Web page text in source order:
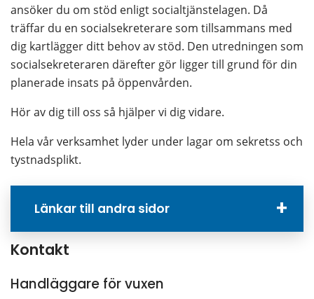
ansöker du om stöd enligt socialtjänstelagen. Då
träffar du en socialsekreterare som tillsammans med
dig kartlägger ditt behov av stöd. Den utredningen som
socialsekreteraren därefter gör ligger till grund för din
planerade insats på öppenvården.
Hör av dig till oss så hjälper vi dig vidare.
Hela vår verksamhet lyder under lagar om sekretss och
tystnadsplikt.
Länkar till andra sidor
Kontakt
Handläggare för vuxen